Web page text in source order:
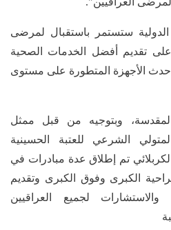
ستستمر باستقبال لمرضى
تقديم أفضل الخدمات الصحية
الأجهزة المتطورة على مستوى
وبتوجيه من قبل ممثل
الشرعي للعتبة الحسينية
تم إطلاق عدة مبادرات في
الكبرى وفوق الكبرى وتقديم
لجميع العراقيين